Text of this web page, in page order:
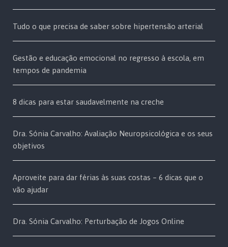
Tudo o que precisa de saber sobre hipertensão arterial
Gestão e educação emocional no regresso à escola, em
tempos de pandemia
8 dicas para estar saudavelmente na creche
Dra. Sónia Carvalho: Avaliação Neuropsicológica e os seus
objetivos
Aproveite para dar férias às suas costas – 6 dicas que o
vão ajudar
Dra. Sónia Carvalho: Perturbação de Jogos Online